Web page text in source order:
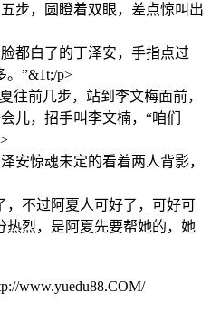
步，圆瞪着双眼，差点惊叫出
都白了的丁泽安，手指点过
。”&1t;/p>
往前几步，站到李文梅面前，
儿，招手叫李文楠，“咱们
安惊魂未定的看着两人背影，
，不过阿夏人可好了，可好可
热烈，是阿夏先要帮她的，她
www.yuedu88.COM/